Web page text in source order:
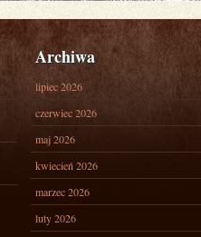
Archiwa
lipiec 2026
czerwiec 2026
maj 2026
kwiecień 2026
marzec 2026
luty 2026